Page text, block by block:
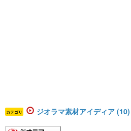
カテゴリ ジオラマ素材アイディア (10)